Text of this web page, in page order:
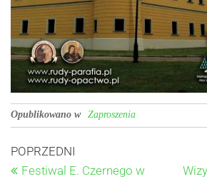
Opublikowano w Zaproszenia
POPRZEDNI
Festiwal E. Czernego w